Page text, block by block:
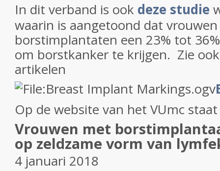
In dit verband is ook deze studie
waarin is aangetoond dat
borstimplantaten een 23% tot
om borstkanker te krijgen. Zie
artikelen
Op de website van het VUmc
Vrouwen met
op zeldzame vorm van
4 januari 2018